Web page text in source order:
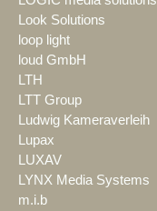
Look Solutions
loop light
loud GmbH
LTH
LTT Group
Ludwig Kameraverleih
Lupax
LUXAV
LYNX Media Systems
m.i.b